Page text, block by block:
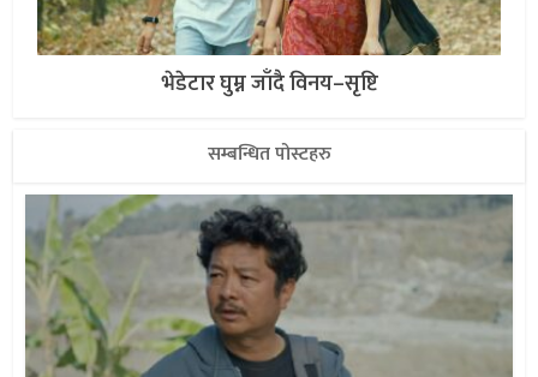
भेडेटार घुम्न जाँदै विनय–सृष्टि
सम्बन्धित पोस्टहरु